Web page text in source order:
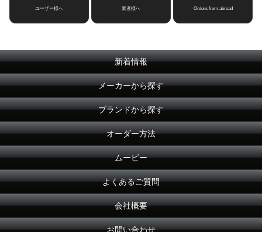
ユーザー様へ 業者様へ Orders from abroad
新着情報
メーカーから探す
ブランドから探す
オーダー方法
ムービー
よくあるご質問
会社概要
お問い合わせ